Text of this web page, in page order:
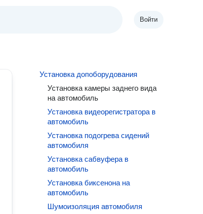
Войти
Установка допоборудования
Установка камеры заднего вида
на автомобиль
Установка видеорегистратора в
автомобиль
Установка подогрева сидений
автомобиля
Установка сабвуфера в
автомобиль
Установка биксенона на
автомобиль
Шумоизоляция автомобиля